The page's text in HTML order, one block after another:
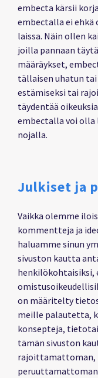
embecta kärsii
embectalla ei ehkä
laissa. Näin ollen
joilla pannaan
määräykset,
tällaisen uhatun
estämiseksi tai
täydentää
embectalla voi olla
nojalla.
Julkiset ja
Vaikka olemme
kommentteja ja
haluamme sinun
sivuston kautta
henkilökohtaisiksi,
on määritelty
meille palautetta,
konsepteja,
tämän sivuston
rajoittamattoman,